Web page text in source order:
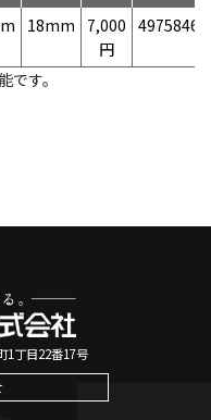
18mm
7,000
円
す。
1丁目22番17号